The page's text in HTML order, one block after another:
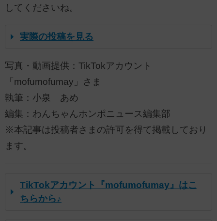
してくださいね。
実際の投稿を見る
写真・動画提供：TikTokアカウント
「mofumofumay」さま
執筆：小泉 あめ
編集：わんちゃんホンポニュース編集部
※本記事は投稿者さまの許可を得て掲載しており
ます。
TikTokアカウント『mofumofumay』はこ
ちらから♪